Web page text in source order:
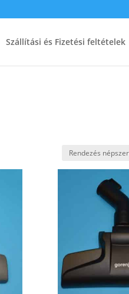
Szállítási és Fizetési feltételek